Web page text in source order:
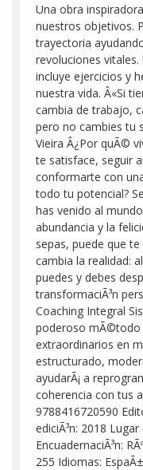
Una obra
nuestros objetivos.
trayectoria
revoluciones
incluye ejercicios y
nuestra vida. Â«Si
cambia de trabajo,
pero no cambies tu
Vieira Â¿Por quÃ©
te satisface, seguir
conformarte con
todo tu potencial?
has venido al
abundancia y la
sepas, puede que
cambia la realidad:
puedes y debes
transformaciÃ³n
Coaching Integral
poderoso mÃ©todo
extraordinarios en
estructurado,
ayudarÃ¡ a
coherencia con tus
9788416720590
ediciÃ³n: 2018
EncuadernaciÃ³n:
255 Idiomas: